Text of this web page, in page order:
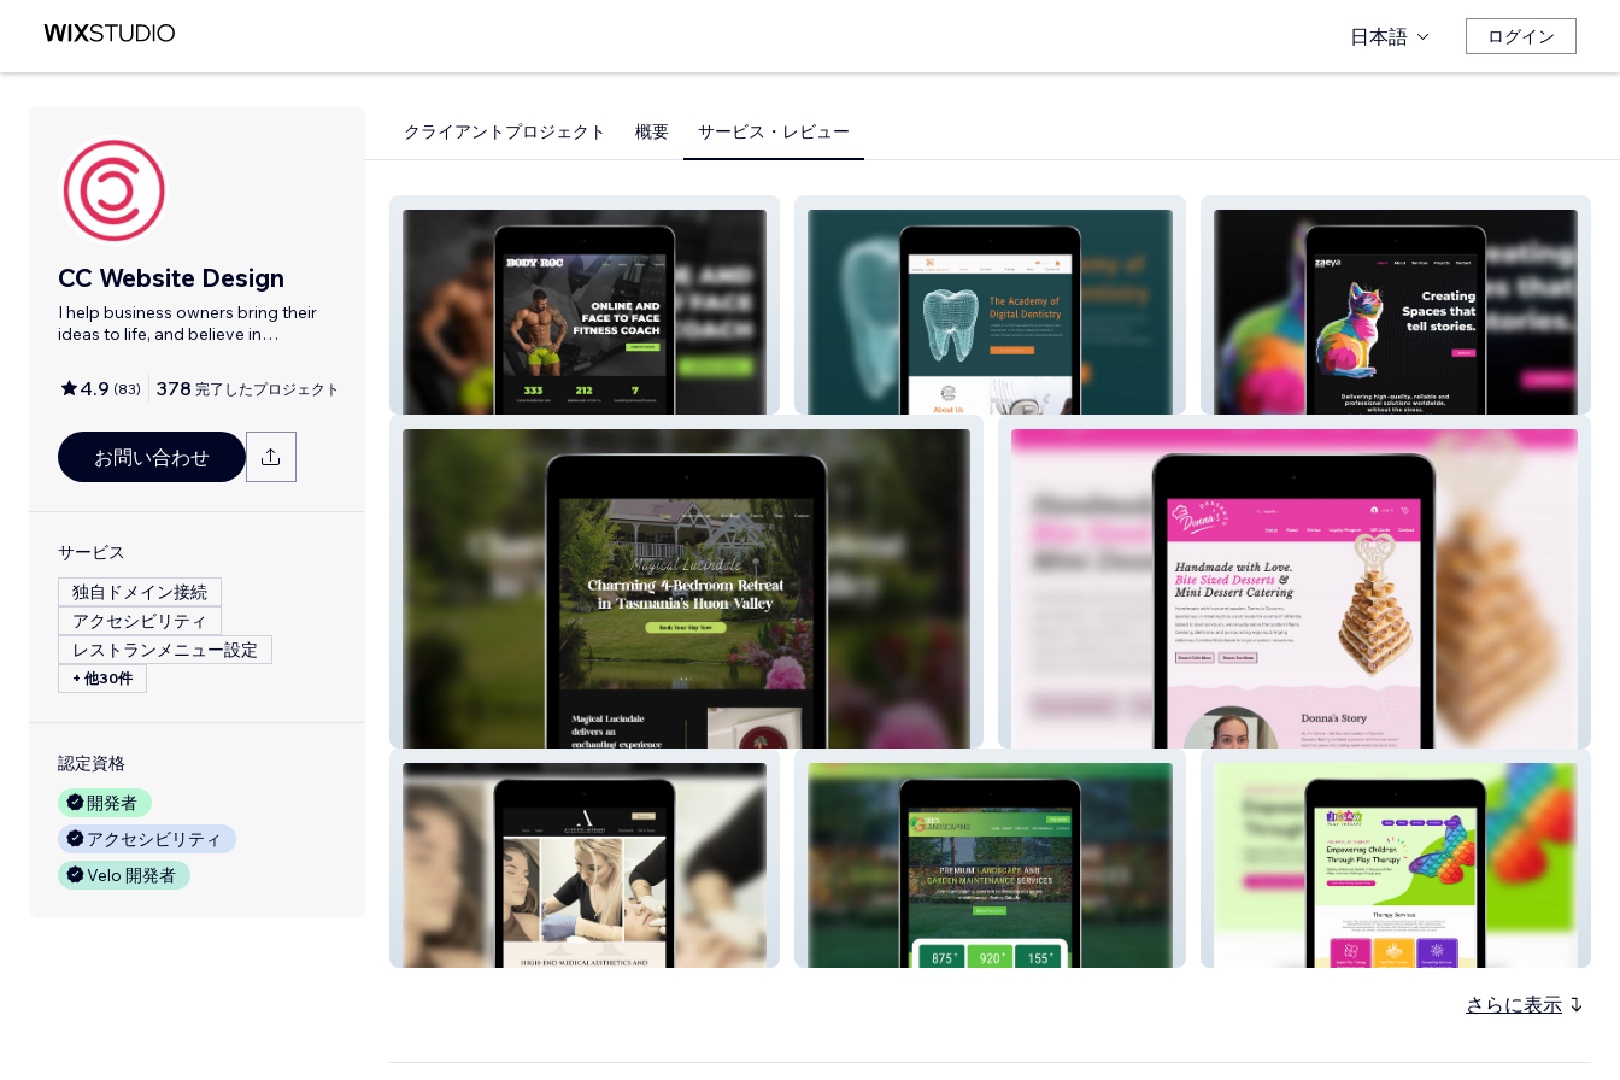
日本語 ログイン
CC Website Design
I help business owners bring their
ideas to life, and believe in
4.9 (83) 378 完了したプロジェクト
お問い合わせ
サービス
独自ドメイン接続
アクセシビリティ
レストランメニュー設定
+ 他30件
認定資格
開発者
アクセシビリティ
Velo 開発者
クライアントプロジェクト 概要 サービス・レビュー
Body By Roc The Academy of Digital Dentistry Zaeya
Aesthetic Artisans Gees Landscaping Jigsaw Play Therapy
さらに表示